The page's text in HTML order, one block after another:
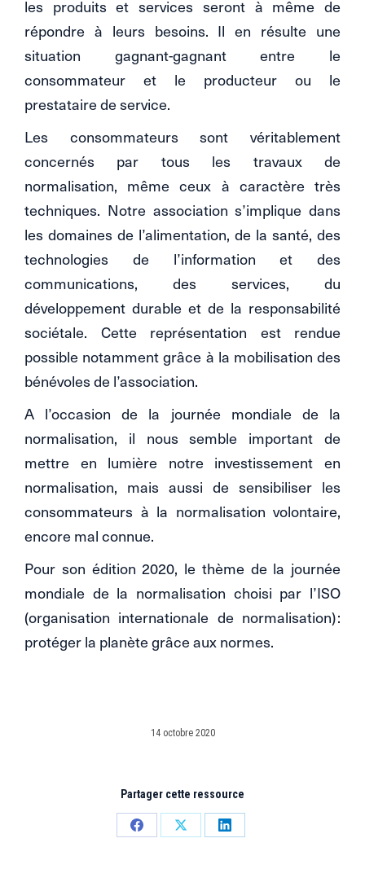
les produits et services seront à même de
répondre à leurs besoins. Il en résulte une
situation gagnant-gagnant entre le
consommateur et le producteur ou le
prestataire de service.
Les consommateurs sont véritablement
concernés par tous les travaux de
normalisation, même ceux à caractère très
techniques. Notre association s’implique dans
les domaines de l’alimentation, de la santé, des
technologies de l’information et des
communications, des services, du
développement durable et de la responsabilité
sociétale. Cette représentation est rendue
possible notamment grâce à la mobilisation des
bénévoles de l’association.
A l’occasion de la journée mondiale de la
normalisation, il nous semble important de
mettre en lumière notre investissement en
normalisation, mais aussi de sensibiliser les
consommateurs à la normalisation volontaire,
encore mal connue.
Pour son édition 2020, le thème de la journée
mondiale de la normalisation choisi par l’ISO
(organisation internationale de normalisation) :
protéger la planète grâce aux normes.
14 octobre 2020
Partager cette ressource
PartagerPartagerPartager